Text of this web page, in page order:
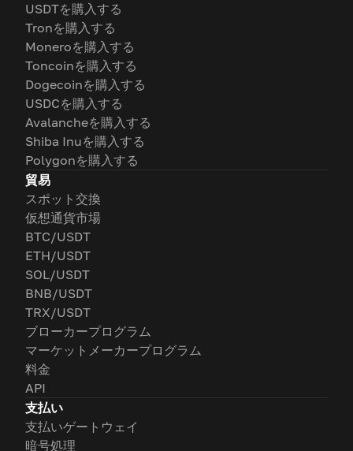
USDTを購入する
Tronを購入する
Moneroを購入する
Toncoinを購入する
Dogecoinを購入する
USDCを購入する
Avalancheを購入する
Shiba Inuを購入する
Polygonを購入する
貿易
スポット交換
仮想通貨市場
BTC/USDT
ETH/USDT
SOL/USDT
BNB/USDT
TRX/USDT
ブローカープログラム
マーケットメーカープログラム
料金
API
支払い
支払いゲートウェイ
暗号処理